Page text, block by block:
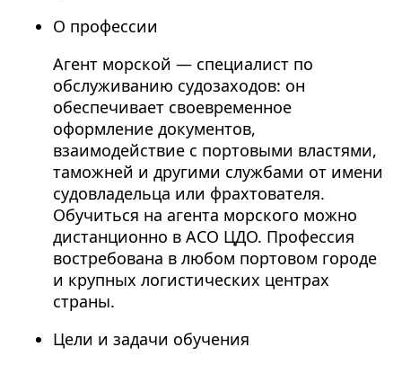
О профессии
Агент морской — специалист по
обслуживанию судозаходов: он
обеспечивает своевременное
оформление документов,
взаимодействие с портовыми властями,
таможней и другими службами от имени
судовладельца или фрахтователя.
Обучиться на агента морского можно
дистанционно в АСО ЦДО. Профессия
востребована в любом портовом городе
и крупных логистических центрах
страны.
Цели и задачи обучения